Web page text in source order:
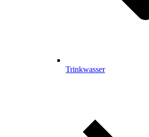
Trinkwasser